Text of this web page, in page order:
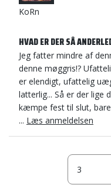
KoRn
HVAD ER DER SÅ
Jeg fatter mindre af
denne møggris!?
er elendigt, ufattelig
latterlig... Så er der lige
kæmpe fest til slut,
... Læs anmeldelsen